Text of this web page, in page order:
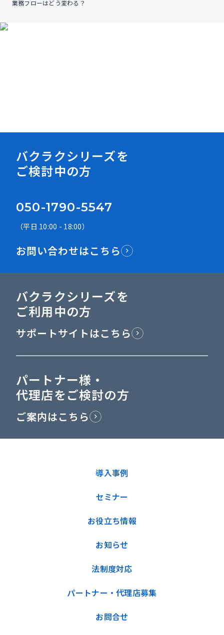
業務フローはどう変わる？
バクラクシリーズを
ご検討中の方
050-1790-5547
（平日 10:00 - 18:00）
お問い合わせはこちら
バクラクシリーズを
ご利用中の方
サポートサイトはこちら
パートナー様・
代理店をご検討の方
ご案内はこちら
導入事例
セミナー
お役立ち情報
お知らせ
法制度対応
パートナー・代理店募集
お問合せ